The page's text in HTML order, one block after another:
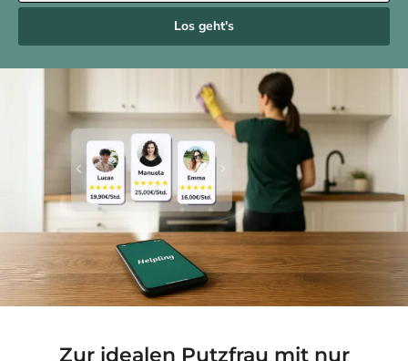
Los geht's
Zur idealen Putzfrau mit nur